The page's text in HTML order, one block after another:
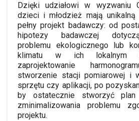
Dzięki udziałowi w wyzwaniu
dzieci i młodzież mają unikalną
pełny projekt badawczy: od
hipotezy badawczej
problemu ekologicznego lub
klimatu w ich lokalnym
zaprojektowanie
stworzenie stacji pomiarowej i
sprzętu czy aplikacji, po
by ostatecznie stworzyć plan
zminimalizowania problemu
projektu.